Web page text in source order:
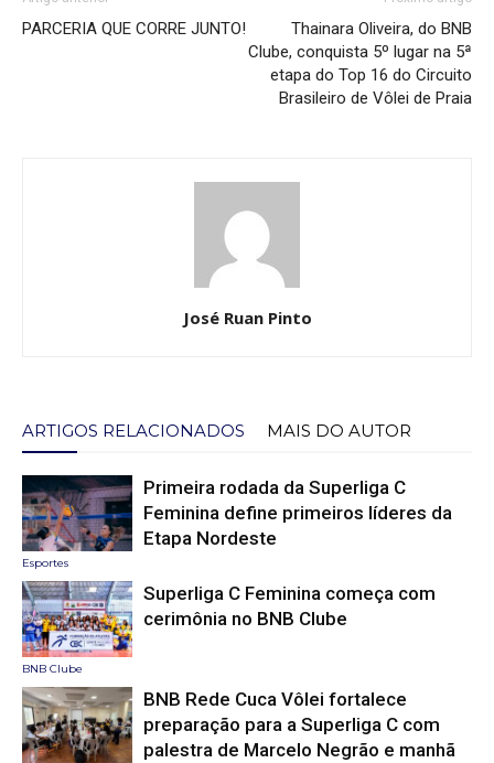
PARCERIA QUE CORRE JUNTO!
Thainara Oliveira, do BNB
Clube, conquista 5º lugar na 5ª
etapa do Top 16 do Circuito
Brasileiro de Vôlei de Praia
José Ruan Pinto
ARTIGOS RELACIONADOS MAIS DO AUTOR
Esportes
Primeira rodada da Superliga C
Feminina define primeiros líderes da
Etapa Nordeste
BNB Clube
Superliga C Feminina começa com
cerimônia no BNB Clube
BNB Rede Cuca Vôlei fortalece
preparação para a Superliga C com
palestra de Marcelo Negrão e manhã